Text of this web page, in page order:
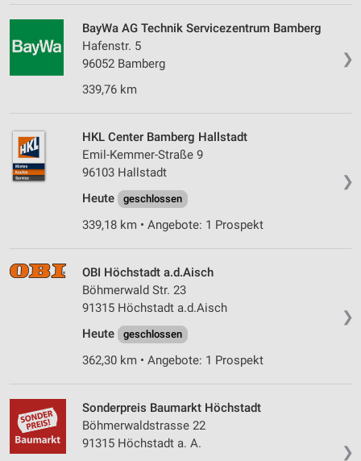
❯
BayWa AG Technik Servicezentrum Bamberg
Hafenstr. 5
96052 Bamberg
339,76 km
❯
HKL Center Bamberg Hallstadt
Emil-Kemmer-Straße 9
96103 Hallstadt
Heute
geschlossen
339,18 km • Angebote: 1 Prospekt
❯
OBI Höchstadt a.d.Aisch
Böhmerwald Str. 23
91315 Höchstadt a.d.Aisch
Heute
geschlossen
362,30 km • Angebote: 1 Prospekt
❯
Sonderpreis Baumarkt Höchstadt
Böhmerwaldstrasse 22
91315 Höchstadt a. A.